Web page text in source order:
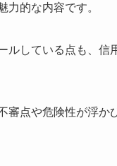
力的な内容です。
ルしている点も、
点や危険性が浮か